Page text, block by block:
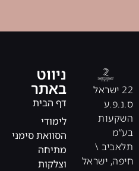
22 ישראל
ס.נ.פ.ע
השקעות
בע”מ
תלאביב \
חיפה, ישראל
ניווט
באתר
דף הבית
לימודי
הסוואת סימני
מתיחה
וצלקות